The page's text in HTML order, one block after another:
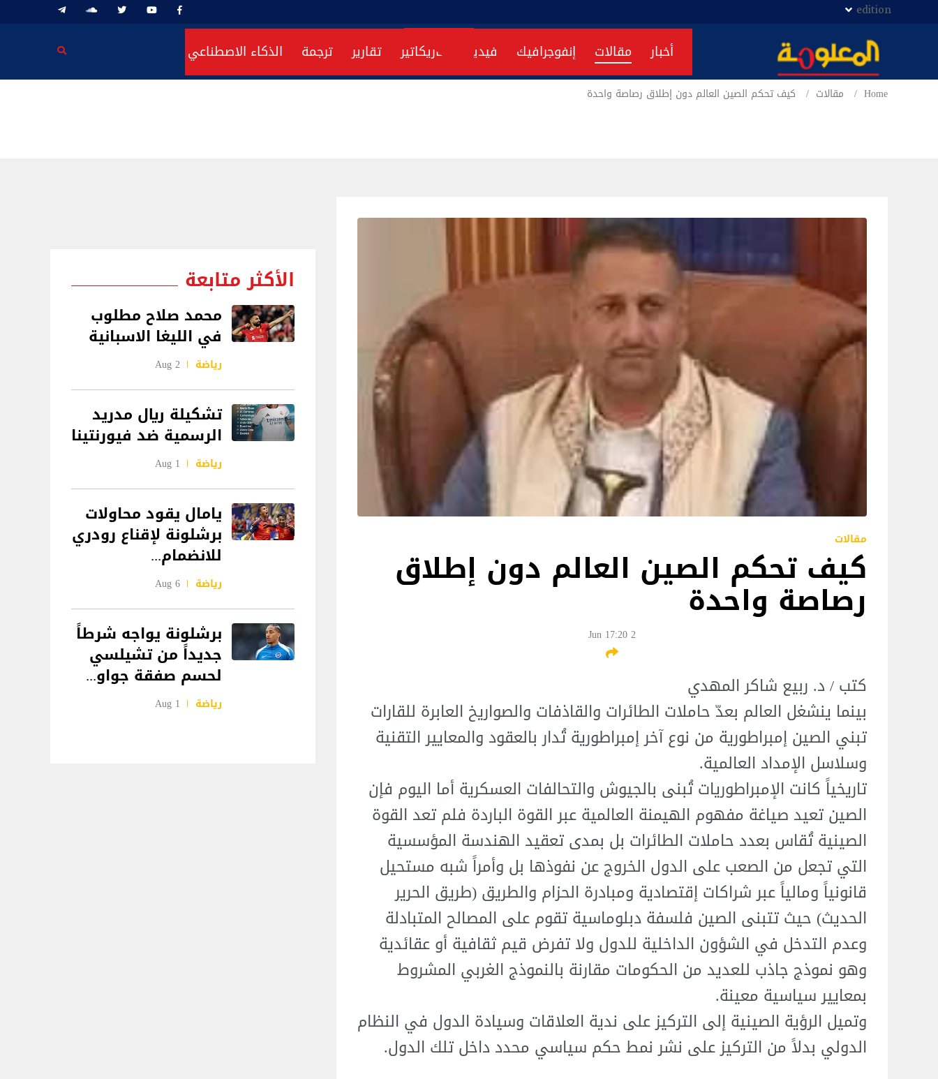
edition
أخبار مقالات إنفوجرافيك فيديو كاريكاتير تقارير ترجمة الذكاء الاصطناعي
Home مقالات كيف تحكم الصين العالم دون إطلاق رصاصة واحدة
مقالات
كيف تحكم الصين العالم دون إطلاق
رصاصة واحدة
2 Jun 17:20
كتب / د. ربيع شاكر المهدي
بينما ينشغل العالم بعدّ حاملات الطائرات والقاذفات والصواريخ العابرة للقارات
تبني الصين إمبراطورية من نوع آخر إمبراطورية تُدار بالعقود والمعايير التقنية
وسلاسل الإمداد العالمية.
تاريخياً كانت الإمبراطوريات تُبنى بالجيوش والتحالفات العسكرية أما اليوم فإن
الصين تعيد صياغة مفهوم الهيمنة العالمية عبر القوة الباردة فلم تعد القوة
الصينية تُقاس بعدد حاملات الطائرات بل بمدى تعقيد الهندسة المؤسسية
التي تجعل من الصعب على الدول الخروج عن نفوذها بل وأمراً شبه مستحيل
قانونياً ومالياً عبر شراكات إقتصادية ومبادرة الحزام والطريق (طريق الحرير
الحديث) حيث تتبنى الصين فلسفة دبلوماسية تقوم على المصالح المتبادلة
وعدم التدخل في الشؤون الداخلية للدول ولا تفرض قيم ثقافية أو عقائدية
وهو نموذج جاذب للعديد من الحكومات مقارنة بالنموذج الغربي المشروط
بمعايير سياسية معينة.
وتميل الرؤية الصينية إلى التركيز على ندية العلاقات وسيادة الدول في النظام
الدولي بدلاً من التركيز على نشر نمط حكم سياسي محدد داخل تلك الدول.
الأكثر متابعة
محمد صلاح مطلوب
في الليغا الاسبانية
رياضة 2 Aug
تشكيلة ريال مدريد
الرسمية ضد فيورنتينا
رياضة 1 Aug
يامال يقود محاولات
برشلونة لإقناع رودري
للانضمام...
رياضة 6 Aug
برشلونة يواجه شرطاً
جديداً من تشيلسي
لحسم صفقة جواو...
رياضة 1 Aug